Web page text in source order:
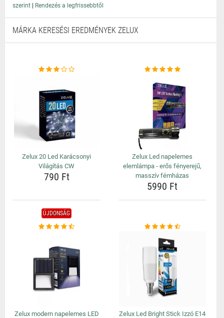
szerint | Rendezés a legfrissebbtől
MÁRKA KERESÉSI EREDMÉNYEK ZELUX
Zelux 20 Led Karácsonyi
Világítás CW
790 Ft
Zelux Led napelemes
elemlámpa - erős fényerejű,
masszív fémházas
5990 Ft
ÚJDONSÁG
Zelux modern napelemes LED
Zelux Led Bright Stick Izzó E14